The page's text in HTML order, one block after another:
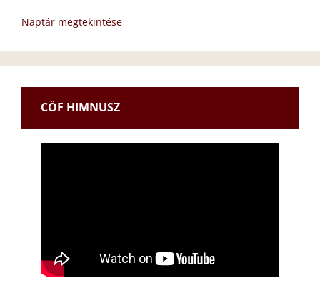
Naptár megtekintése
CÖF HIMNUSZ